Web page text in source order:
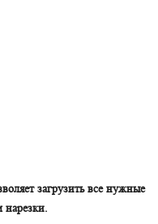
загрузить все нужные
нарезки.